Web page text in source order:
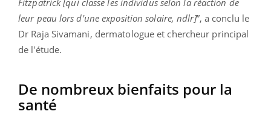
Fitzpatrick [qui classe les individus selon la réaction de
leur peau lors d'une exposition solaire, ndlr]”, a conclu le
Dr Raja Sivamani, dermatologue et chercheur principal
de l'étude.
De nombreux bienfaits pour la
santé